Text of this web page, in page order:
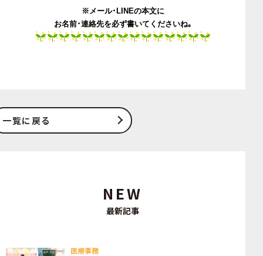
NEW
最新記事
医療事務
※メール･LINEの本文に
お名前･連絡先を必ず書いてくださいね｡
一覧に戻る